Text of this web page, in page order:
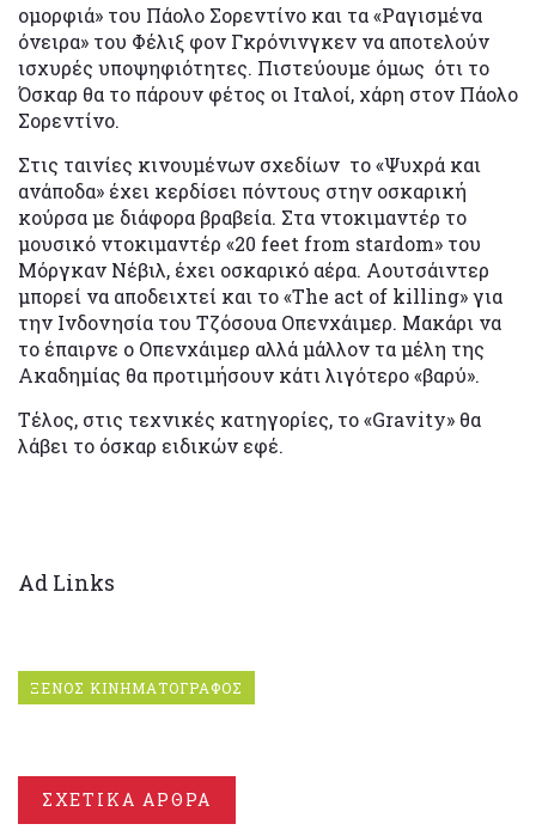
ομορφιά» του Πάολο Σορεντίνο και τα «Ραγισμένα
όνειρα» του Φέλιξ φον Γκρόνινγκεν να αποτελούν
ισχυρές υποψηφιότητες. Πιστεύουμε όμως ότι το
Όσκαρ θα το πάρουν φέτος οι Ιταλοί, χάρη στον Πάολο
Σορεντίνο.
Στις ταινίες κινουμένων σχεδίων το «Ψυχρά και
ανάποδα» έχει κερδίσει πόντους στην οσκαρική
κούρσα με διάφορα βραβεία. Στα ντοκιμαντέρ το
μουσικό ντοκιμαντέρ «20 feet from stardom» του
Μόργκαν Νέβιλ, έχει οσκαρικό αέρα. Αουτσάιντερ
μπορεί να αποδειχτεί και το «The act of killing» για
την Ινδονησία του Τζόσουα Οπενχάιμερ. Μακάρι να
το έπαιρνε ο Οπενχάιμερ αλλά μάλλον τα μέλη της
Ακαδημίας θα προτιμήσουν κάτι λιγότερο «βαρύ».
Τέλος, στις τεχνικές κατηγορίες, το «Gravity» θα
λάβει το όσκαρ ειδικών εφέ.
Ad Links
ΞΕΝΟΣ ΚΙΝΗΜΑΤΟΓΡΑΦΟΣ
ΣΧΕΤΙΚΑ ΑΡΘΡΑ